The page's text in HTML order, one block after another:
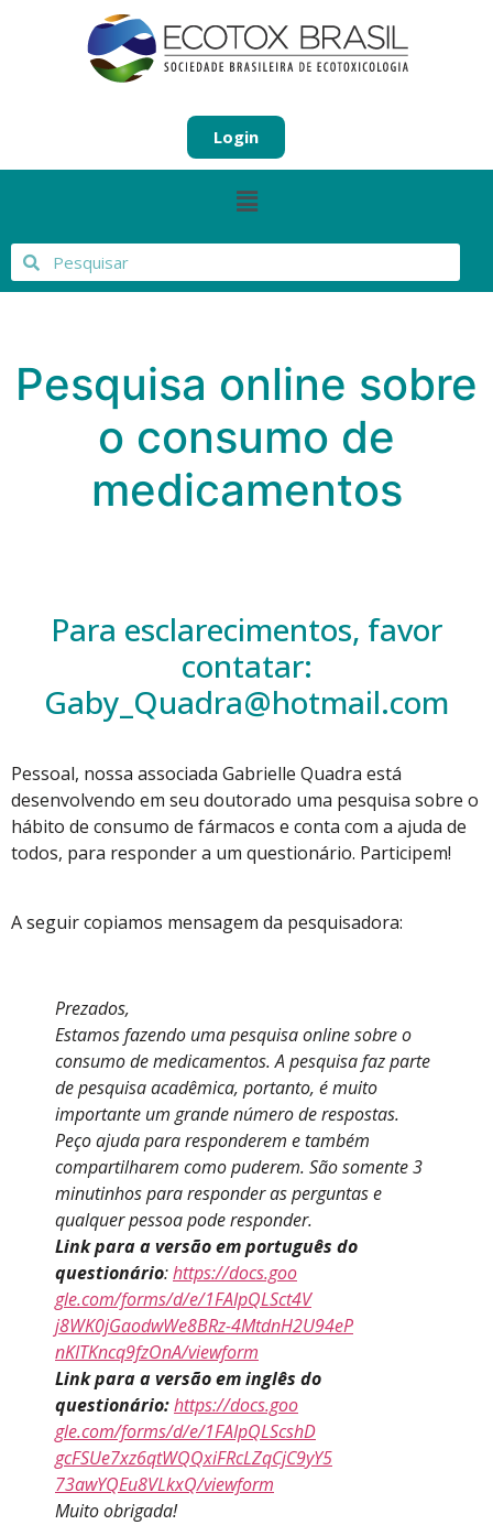
Login
Pesquisa online sobre
o consumo de
medicamentos
Para esclarecimentos, favor
contatar:
Gaby_Quadra@hotmail.com
Pessoal, nossa associada Gabrielle Quadra está
desenvolvendo em seu doutorado uma pesquisa sobre o
hábito de consumo de fármacos e conta com a ajuda de
todos, para responder a um questionário. Participem!
A seguir copiamos mensagem da pesquisadora:
Prezados,
Estamos fazendo uma pesquisa online sobre o
consumo de medicamentos. A pesquisa faz parte
de pesquisa acadêmica, portanto, é muito
importante um grande número de respostas.
Peço ajuda para responderem e também
compartilharem como puderem. São somente 3
minutinhos para responder as perguntas e
qualquer pessoa pode responder.
Link para a versão em português do
questionário:https://docs.goo
gle.com/forms/d/e/1FAIpQLSct4V
j8WK0jGaodwWe8BRz-4MtdnH2U94eP
nKITKncq9fzOnA/viewform
Link para a versão em inglês do
questionário:https://docs.goo
gle.com/forms/d/e/1FAIpQLScshD
gcFSUe7xz6qtWQQxiFRcLZqCjC9yY5
73awYQEu8VLkxQ/viewform
Muito obrigada!